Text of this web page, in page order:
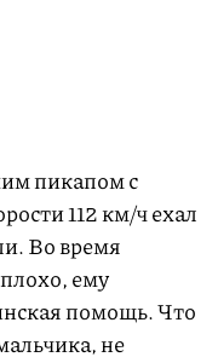
пикапом с
112 км/ч ехал
Во время
ему
помощь. Что
не